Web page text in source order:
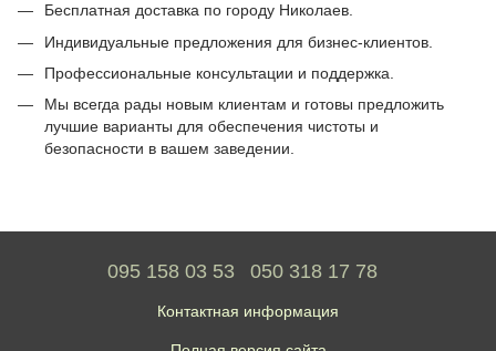
Бесплатная доставка по городу Николаев.
Индивидуальные предложения для бизнес-клиентов.
Профессиональные консультации и поддержка.
Мы всегда рады новым клиентам и готовы предложить
лучшие варианты для обеспечения чистоты и
безопасности в вашем заведении.
095 158 03 53 050 318 17 78
Контактная информация